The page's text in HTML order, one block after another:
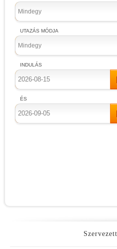
Mindegy
UTAZÁS MÓDJA
Mindegy
INDULÁS
ÉS